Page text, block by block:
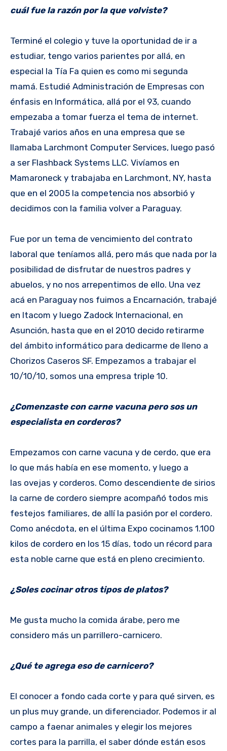
cuál fue la razón por la que volviste?
Terminé el colegio y tuve la oportunidad de ir a
estudiar, tengo varios parientes por allá, en
especial la Tía Fa quien es como mi segunda
mamá. Estudié Administración de Empresas con
énfasis en Informática, allá por el 93, cuando
empezaba a tomar fuerza el tema de internet.
Trabajé varios años en una empresa que se
llamaba Larchmont Computer Services, luego pasó
a ser Flashback Systems LLC. Vivíamos en
Mamaroneck y trabajaba en Larchmont, NY, hasta
que en el 2005 la competencia nos absorbió y
decidimos con la familia volver a Paraguay.
Fue por un tema de vencimiento del contrato
laboral que teníamos allá, pero más que nada por la
posibilidad de disfrutar de nuestros padres y
abuelos, y no nos arrepentimos de ello. Una vez
acá en Paraguay nos fuimos a Encarnación, trabajé
en Itacom y luego Zadock Internacional, en
Asunción, hasta que en el 2010 decido retirarme
del ámbito informático para dedicarme de lleno a
Chorizos Caseros SF. Empezamos a trabajar el
10/10/10, somos una empresa triple 10.
¿Comenzaste con carne vacuna pero sos un
especialista en corderos?
Empezamos con carne vacuna y de cerdo, que era
lo que más había en ese momento, y luego a
las ovejas y corderos. Como descendiente de sirios
la carne de cordero siempre acompañó todos mis
festejos familiares, de allí la pasión por el cordero.
Como anécdota, en el última Expo cocinamos 1.100
kilos de cordero en los 15 días, todo un récord para
esta noble carne que está en pleno crecimiento.
¿Soles cocinar otros tipos de platos?
Me gusta mucho la comida árabe, pero me
considero más un parrillero-carnicero.
¿Qué te agrega eso de carnicero?
El conocer a fondo cada corte y para qué sirven, es
un plus muy grande, un diferenciador. Podemos ir al
campo a faenar animales y elegir los mejores
cortes para la parrilla, el saber dónde están esos